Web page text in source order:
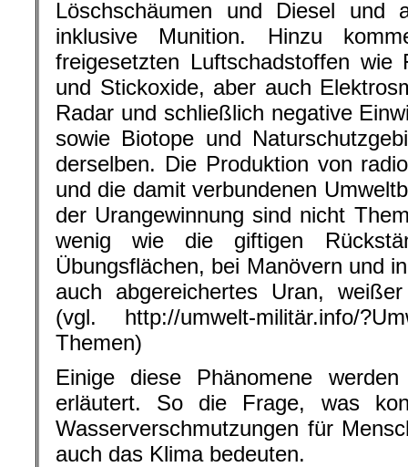
Löschschäumen und Diesel und
inklusive Munition. Hinzu
freigesetzten Luftschadstoffen wie
und Stickoxide, aber auch
Radar und schließlich negative
sowie Biotope und
derselben. Die Produktion von
und die damit verbundenen
der Urangewinnung sind nicht
wenig wie die giftigen
Übungsflächen, bei Manövern und
auch abgereichertes Uran,
(vgl. http://umwelt-militär.info/
Themen)
Einige diese Phänomene
erläutert. So die Frage, was
Wasserverschmutzungen für
auch das Klima bedeuten.